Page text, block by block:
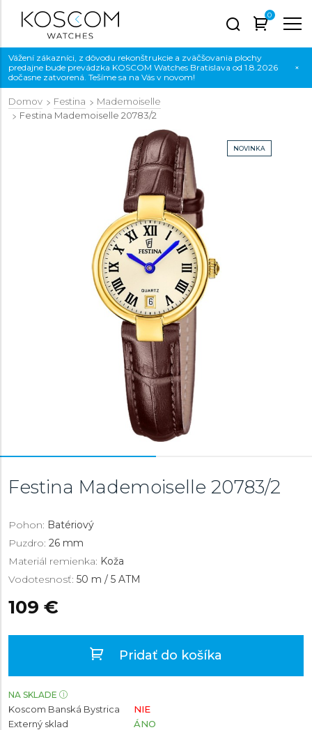
0
Vážení zákazníci, z dôvodu rekonštrukcie a zväčšovania plochy
predajne bude prevádzka KOSCOM Watches Bratislava od 1.8.2026
dočasne zatvorená. Tešíme sa na Vás v novom!
×
Domov Festina
Mademoiselle
Festina Mademoiselle 20783/2
NOVINKA
Festina Mademoiselle 20783/2
Pohon: Batériový
Puzdro: 26 mm
Materiál remienka: Koža
Vodotesnosť: 50 m / 5 ATM
109 €
Pridať do košíka
NA SKLADE
Koscom Banská Bystrica
NIE
Externý sklad
ÁNO